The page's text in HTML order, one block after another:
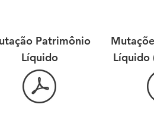
Patrimônio
Líquido
Líquido